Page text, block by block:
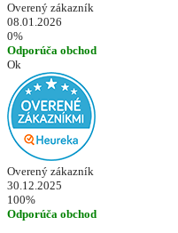
Overený zákazník
08.01.2026
0%
Odporúča obchod
Ok
Overený zákazník
30.12.2025
100%
Odporúča obchod